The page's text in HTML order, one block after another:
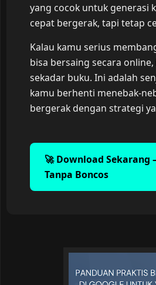
yang cocok untuk generasi
cepat bergerak, tapi tetap
Kalau kamu serius
bisa bersaing secara
sekadar buku. Ini adalah
kamu berhenti menebak-
bergerak dengan strategi
🚀 Download Sekarang
Tanpa Boncos